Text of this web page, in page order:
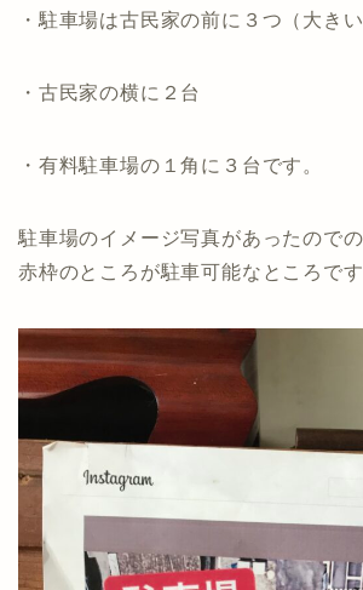
・駐車場は古民家の前に３つ（大き
・古民家の横に２台
・有料駐車場の１角に３台です。
駐車場のイメージ写真があったのでの
赤枠のところが駐車可能なところです